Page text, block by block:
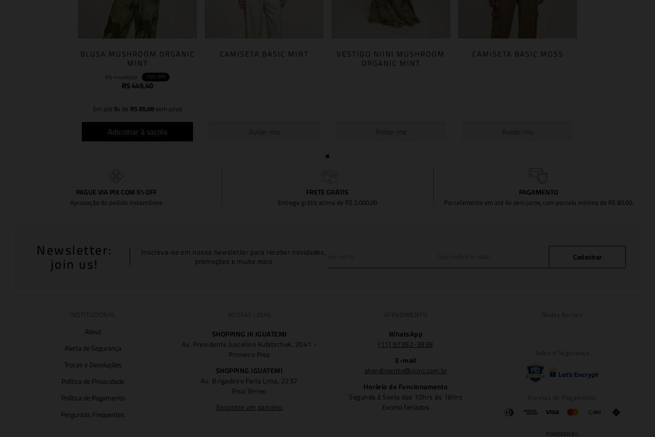
BLUSA MUSHROOM ORGANIC
MINT
-70% OFF
R$449,40
Em até 5x de R$89,88sem juros
Adicionar à sacola
CAMISETA BASIC MINT VESTIDO NIINI MUSHROOM
ORGANIC MINT
CAMISETA BASIC MOSS
PAGUE VIA PIX COM 5% OFF
Aprovação do pedido instantânea
FRETE GRÁTIS
Entrega grátis acima de R$ 2.000,00
PAGAMENTO
Parcelamento em até 6x sem juros, com parcela mínima de R$ 80,00.
Newsletter:
join us! Inscreva-se em nossa newsletter para receber novidades,
promoções e muito mais Cadastrar
About
Alerta de Segurança
Trocas e Devoluções
Política de Privacidade
Política de Pagamento
Perguntas Frequentes
SHOPPING JK IGUATEMI
Av. Presidente Juscelino Kubitschek, 2041 -
Primeiro Piso
SHOPPING IGUATEMI
Av. Brigadeiro Faria Lima, 2232
Piso Térreo
Encontre um parceiro
WhatsApp
(11) 97392-3838
E-mail
atendimento@niini.com.br
Horário de Funcionamento
Segunda à Sexta das 10hrs ás 18hrs
Exceto feriados
POWERED BY: